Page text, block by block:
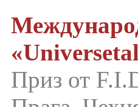
Приз от